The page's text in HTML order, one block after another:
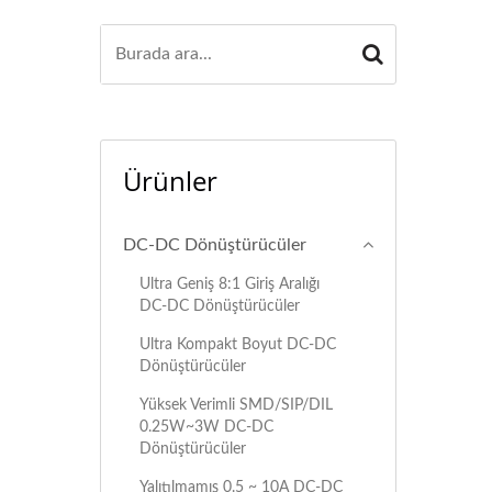
Ürünler
DC-DC Dönüştürücüler
Ultra Geniş 8:1 Giriş Aralığı
DC-DC Dönüştürücüler
Ultra Kompakt Boyut DC-DC
Dönüştürücüler
Yüksek Verimli SMD/SIP/DIL
0.25W~3W DC-DC
Dönüştürücüler
Yalıtılmamış 0.5 ~ 10A DC-DC